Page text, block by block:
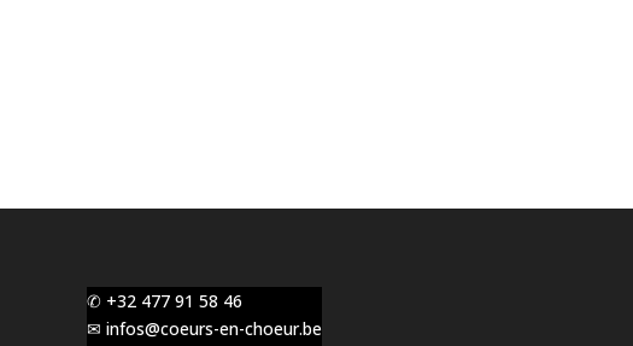
✆ +32 477 91 58 46
✉ infos@coeurs-en-choeur.be